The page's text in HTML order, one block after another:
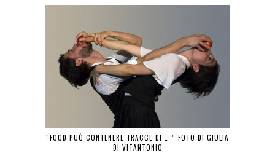
“FOOD PUÒ CONTENERE TRACCE DI … ” FOTO DI GIULIA
DI VITANTONIO